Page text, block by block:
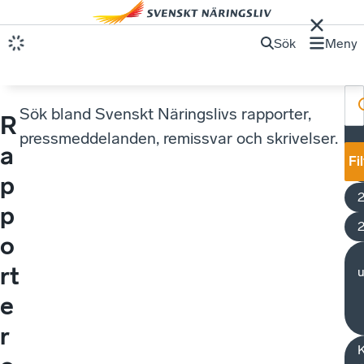
Sök Meny
R
a
p
p
o
rt
e
r
Sök bland Svenskt Näringslivs rapporter,
pressmeddelanden, remissvar och skrivelser.